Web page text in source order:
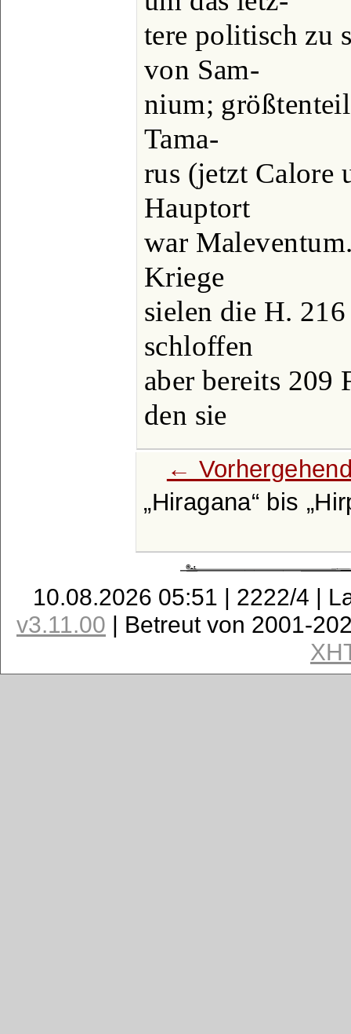
tere politisch zu
von Sam-
nium;
Tama-
rus (jetzt Calore
Hauptort
war
Kriege
sielen die H.
schloffen
aber bereits 209
den sie
←
Hiragana
bis
10.08.2026 05:51 | 2222/4 |
v3.11.00 | Betreut von 2001-